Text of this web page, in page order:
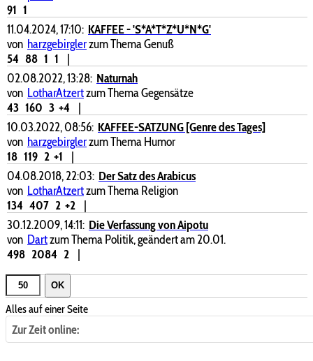
91 1
11.04.2024, 17:10: KAFFEE - 'S*A*T*Z*U*N*G'
von harzgebirglerzum Thema Genuß
54 88 1 1
|
02.08.2022, 13:28: Naturnah
von LotharAtzertzum Thema Gegensätze
43 160 3 +4
|
10.03.2022, 08:56: KAFFEE-SATZUNG [Genre des Tages]
von harzgebirglerzum Thema Humor
18 119 2 +1
|
04.08.2018, 22:03: Der Satz des Arabicus
von LotharAtzertzum Thema Religion
134 407 2 +2
|
30.12.2009, 14:11: Die Verfassung von Aipotu
von Dartzum Thema Politik, geändert am 20.01.
498 2084 2 |
OK
Alles auf einer Seite
Zur Zeit online: